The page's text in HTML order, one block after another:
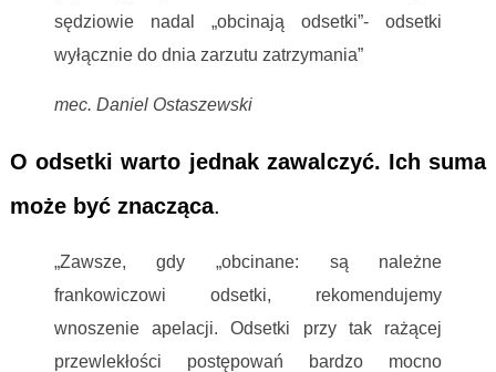
sędziowie nadal „obcinają odsetki”- odsetki
wyłącznie do dnia zarzutu zatrzymania”
mec. Daniel Ostaszewski
O odsetki warto jednak zawalczyć. Ich suma
może być znacząca.
„Zawsze, gdy „obcinane: są należne
frankowiczowi odsetki, rekomendujemy
wnoszenie apelacji. Odsetki przy tak rażącej
przewlekłości postępowań bardzo mocno